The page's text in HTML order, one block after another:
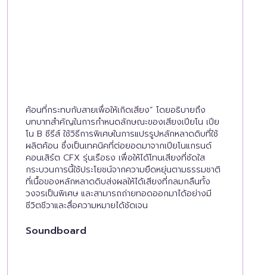
ค้อนที่กระทบกับสายเพื่อให้เกิดเสียง” โดยอธิบายถึง
บทบาทสำคัญในการกำหนดลักษณะของเสียงเปียโน เปีย
โน B ซีรีส์ ใช้วิธีการพิเศษในการแปรรูปหลักหลาดดิบที่ใช้
ผลิตค้อน ซึ่งเป็นเทคนิคที่ต่อยอดมาจากเปียโนแกรนด์
คอนเสิร์ต CFX รุ่นเรือธง เพื่อให้ได้โทนเสียงที่ชัดใส
กระบวนการนี้ใช้ประโยชน์จากความยืดหยุ่นตามธรรมชาติ
ที่เนื้อของหลักหลาดดิบส่งผลให้ได้เสียงที่กลมกลืนทั้ง
วงจรเป็นพิเศษ และสามารถถ่ายทอดออกมาได้อย่างมี
ชีวิตชีวาและสื่อความหมายได้ชัดเจน
Soundboard